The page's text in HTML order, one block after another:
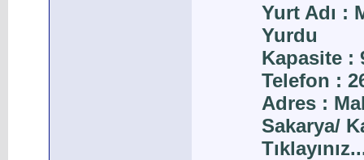
Yurt Adı :
Yurdu
Kapasite :
Telefon :
Adres :
Sakarya/